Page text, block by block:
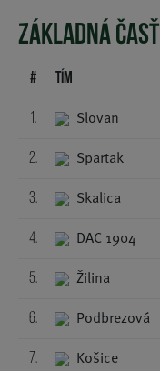
ZÁKLADNÁ ČASŤ
# Tím
1. Slovan
2. Spartak
3. Skalica
4. DAC 1904
5. Žilina
6. Podbrezová
7. Košice